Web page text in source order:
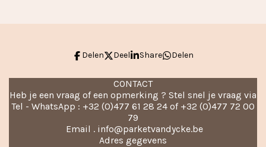
Delen Deel Share Delen
CONTACT
Heb je een vraag of een opmerking ? Stel snel je vraag via
Tel - WhatsApp : +32 (0)477 61 28 24 of +32 (0)477 72 00
79
Email . info@parketvandycke.be
Adres gegevens